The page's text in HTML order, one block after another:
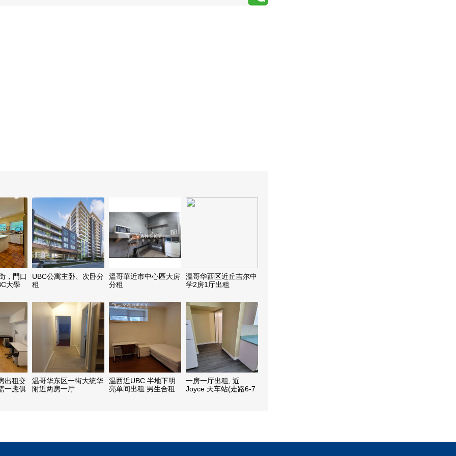
，門口
大學
UBC公寓主卧、次卧分
租
溫哥華近市中心區大房
分租
温哥华西区近丘吉尔中
学2房1厅出租
出租交
一應俱
温哥华东区一街大统华
附近两房一厅
温西近UBC 半地下明
亮单间出租 男生合租
一房一厅出租, 近
Joyce 天车站(走路6-7